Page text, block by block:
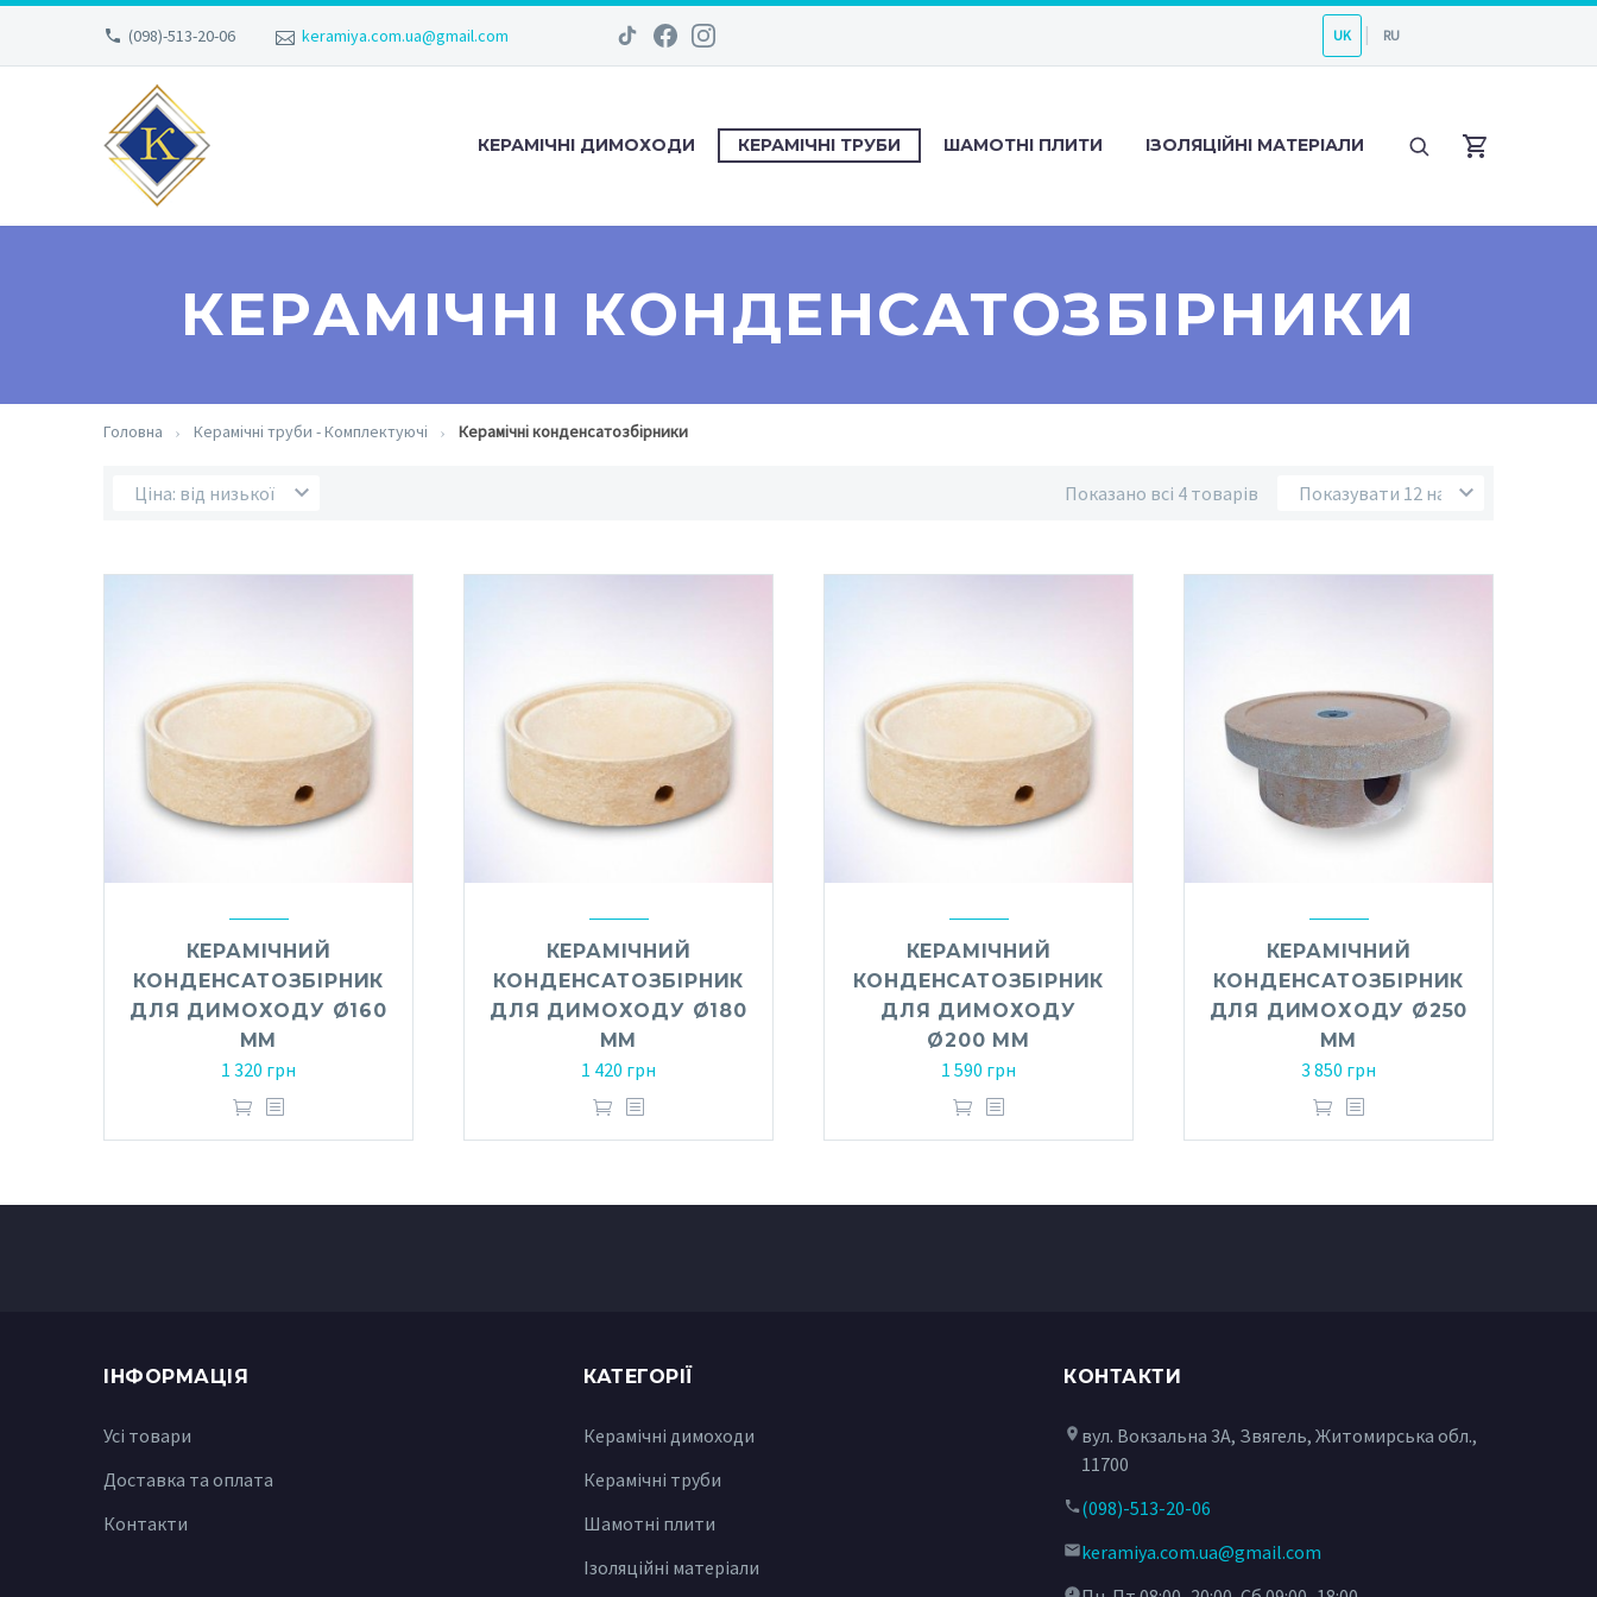
(098)-513-20-06 keramiya.com.ua@gmail.com UK RU
КЕРАМІЧНІ ДИМОХОДИ КЕРАМІЧНІ ТРУБИ ШАМОТНІ ПЛИТИ ІЗОЛЯЦІЙНІ МАТЕРІАЛИ
КЕРАМІЧНІ КОНДЕНСАТОЗБІРНИКИ
Головна Керамічні труби - Комплектуючі Керамічні конденсатозбірники
Ціна: від низької до високої Показувати 12 на сторінці
Показано всі 4 товарів
КЕРАМІЧНИЙ
КОНДЕНСАТОЗБІРНИК
ДЛЯ ДИМОХОДУ Ø160
ММ
1 320 грн
КЕРАМІЧНИЙ
КОНДЕНСАТОЗБІРНИК
ДЛЯ ДИМОХОДУ Ø180
ММ
1 420 грн
КЕРАМІЧНИЙ
КОНДЕНСАТОЗБІРНИК
ДЛЯ ДИМОХОДУ
Ø200 ММ
1 590 грн
КЕРАМІЧНИЙ
КОНДЕНСАТОЗБІРНИК
ДЛЯ ДИМОХОДУ Ø250
ММ
3 850 грн
ІНФОРМАЦІЯ
Усі товари
Доставка та оплата
Контакти
КАТЕГОРІЇ
Керамічні димоходи
Керамічні труби
Шамотні плити
Ізоляційні матеріали
КОНТАКТИ
вул. Вокзальна 3А, Звягель, Житомирська обл.,
11700
(098)-513-20-06
keramiya.com.ua@gmail.com